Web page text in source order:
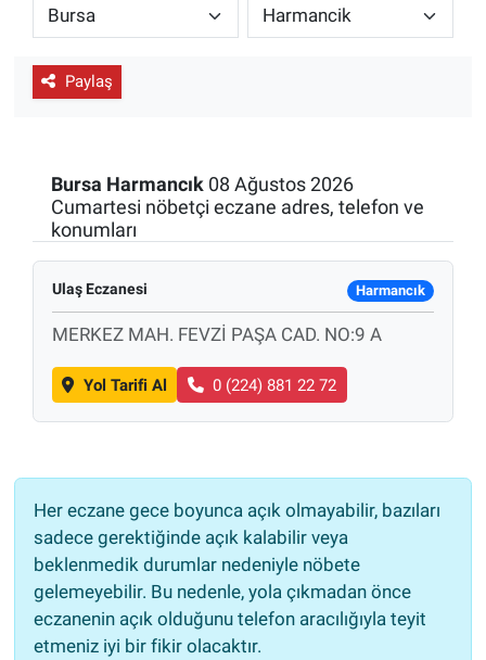
Paylaş
Bursa Harmancık08 Ağustos 2026
Cumartesi nöbetçi eczane adres, telefon ve
konumları
Ulaş Eczanesi Harmancık
MERKEZ MAH. FEVZİ PAŞA CAD. NO:9 A
Yol Tarifi Al 0 (224) 881 22 72
Her eczane gece boyunca açık olmayabilir, bazıları
sadece gerektiğinde açık kalabilir veya
beklenmedik durumlar nedeniyle nöbete
gelemeyebilir. Bu nedenle, yola çıkmadan önce
eczanenin açık olduğunu telefon aracılığıyla teyit
etmeniz iyi bir fikir olacaktır.
ESKİŞEHİR NÖBETÇİ ECZANELER
Eskişehir Haber İçerikleri
Eskişehir Tramvay Saatleri
Eskişehir Otobüs Saatleri